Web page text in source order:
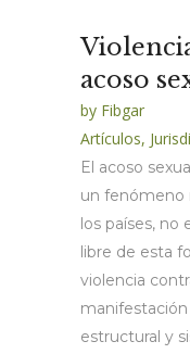
acoso
by Fibgar
Artículos,
El acoso
un fenómeno
los países, no
libre de esta
violencia
estructural y